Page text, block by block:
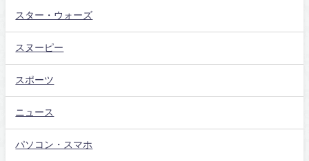
スター・ウォーズ
スヌーピー
スポーツ
ニュース
パソコン・スマホ